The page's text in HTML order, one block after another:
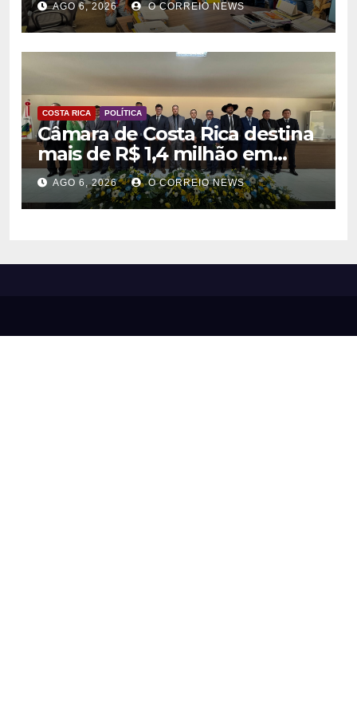
agentes culturais
AGO 6, 2026 O CORREIO NEWS
COSTA RICA POLÍTICA
Câmara de Costa Rica destina
mais de R$ 1,4 milhão em
emendas para investimentos
em diversas áreas
AGO 6, 2026 O CORREIO NEWS